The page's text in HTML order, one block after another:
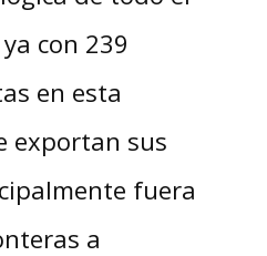
con 239
en esta
exportan sus
fuera
a